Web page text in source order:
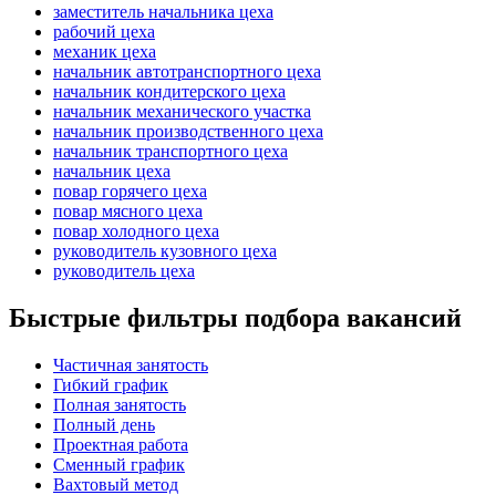
заместитель начальника цеха
рабочий цеха
механик цеха
начальник автотранспортного цеха
начальник кондитерского цеха
начальник механического участка
начальник производственного цеха
начальник транспортного цеха
начальник цеха
повар горячего цеха
повар мясного цеха
повар холодного цеха
руководитель кузовного цеха
руководитель цеха
Быстрые фильтры подбора вакансий
Частичная занятость
Гибкий график
Полная занятость
Полный день
Проектная работа
Сменный график
Вахтовый метод